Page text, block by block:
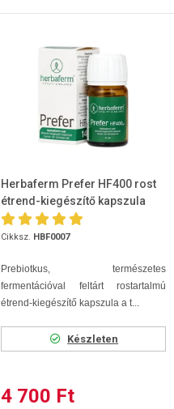
Herbaferm Prefer HF400 rost
étrend-kiegészítő kapszula
14db
Cikksz. HBF0007
Prebiotkus, természetes
fermentációval feltárt rostartalmú
étrend-kiegészítő kapszula a t...
Készleten
4 700 Ft